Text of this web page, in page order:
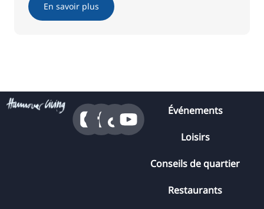
En savoir plus
Événements
Loisirs
Conseils de quartier
Restaurants